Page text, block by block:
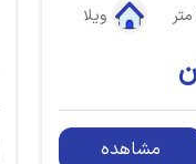
ویلا
مشاهده